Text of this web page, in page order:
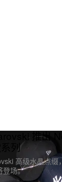
推出
列
高级水晶点缀
登场。